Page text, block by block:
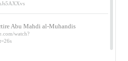
Abu Mahdi al-Muhandis
watch?